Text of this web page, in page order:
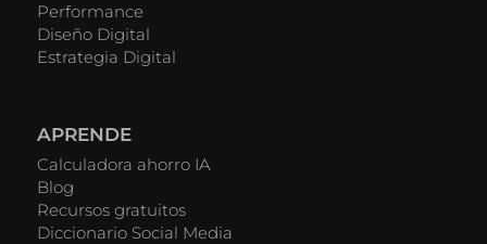
Performance
Diseño Digital
Estrategia Digital
APRENDE
Calculadora ahorro IA
Blog
Recursos gratuitos
Diccionario Social Media